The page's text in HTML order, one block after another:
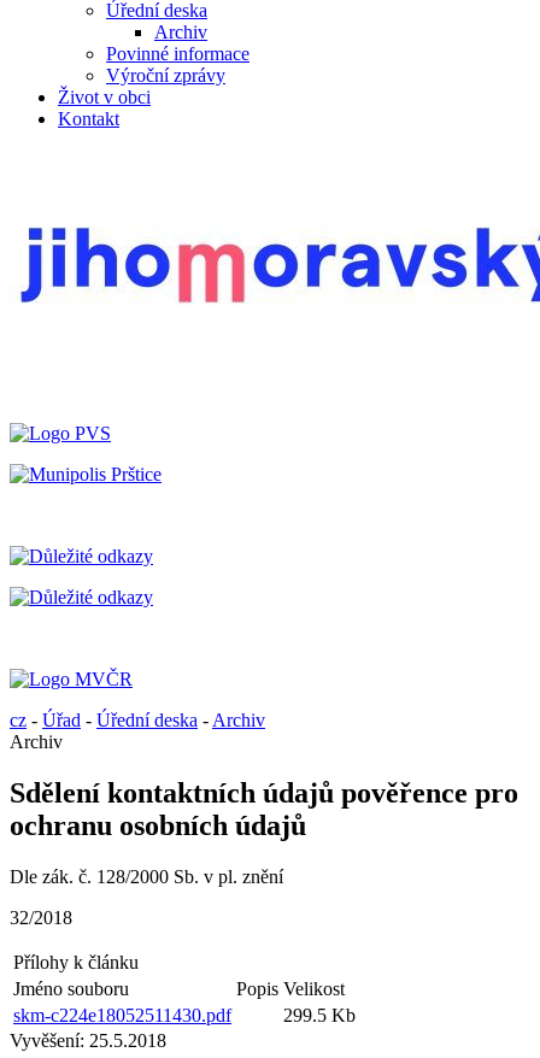
Úřední deska
Archiv
Povinné informace
Výroční zprávy
Život v obci
Kontakt
cz - Úřad - Úřední deska - Archiv
Archiv
Sdělení kontaktních údajů pověřence pro
ochranu osobních údajů
Dle zák. č. 128/2000 Sb. v pl. znění
32/2018
Přílohy k článku
Jméno souboru
Popis Velikost
skm-c224e18052511430.pdf
299.5 Kb
Vyvěšení: 25.5.2018